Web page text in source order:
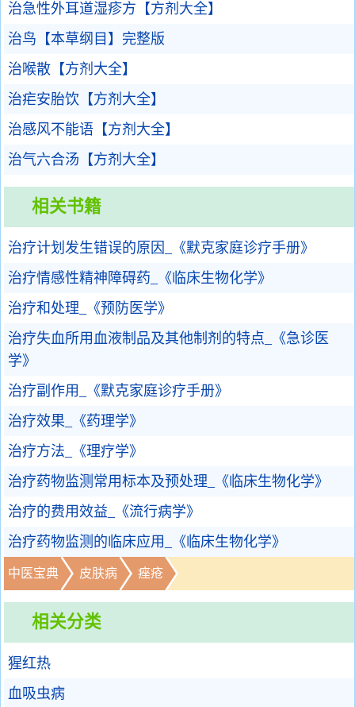
治急性外耳道湿疹方【方剂大全】
治鸟【本草纲目】完整版
治喉散【方剂大全】
治疟安胎饮【方剂大全】
治感风不能语【方剂大全】
治气六合汤【方剂大全】
相关书籍
治疗计划发生错误的原因_《默克家庭诊疗手册》
治疗情感性精神障碍药_《临床生物化学》
治疗和处理_《预防医学》
治疗失血所用血液制品及其他制剂的特点_《急诊医
学》
治疗副作用_《默克家庭诊疗手册》
治疗效果_《药理学》
治疗方法_《理疗学》
治疗药物监测常用标本及预处理_《临床生物化学》
治疗的费用效益_《流行病学》
治疗药物监测的临床应用_《临床生物化学》
中医宝典 皮肤病 痤疮
相关分类
猩红热
血吸虫病